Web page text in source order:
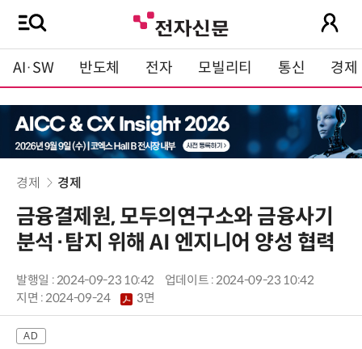
AI·SW 반도체 전자 모빌리티 통신 경제
경제 경제
금융결제원, 모두의연구소와 금융사기
분석·탐지 위해 AI 엔지니어 양성 협력
발행일 : 2024-09-23 10:42
업데이트 : 2024-09-23 10:42
지면 :2024-09-24 3면